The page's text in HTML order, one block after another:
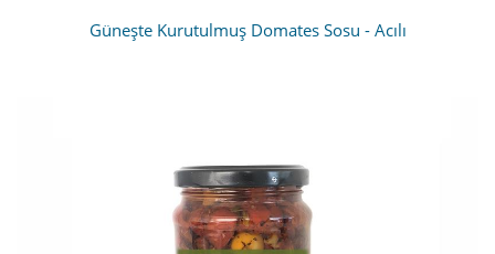
Güneşte Kurutulmuş Domates Sosu - Acılı